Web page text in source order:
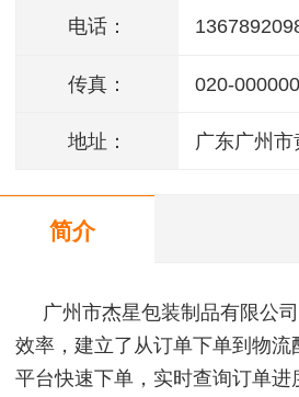
电话：
传真： 020-
地址： 广东广州
简介
广州市杰星包装制品有限公
效率，建立了从订单下单到物
平台快速下单，实时查询订单